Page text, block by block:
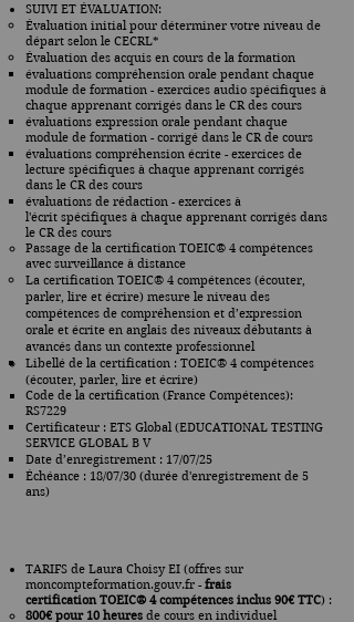
SUIVI ET ÉVALUATION:
Évaluation initial pour déterminer votre niveau de
départ selon le CECRL*
Évaluation des acquis en cours de la formation
évaluations compréhension orale pendant chaque
module de formation - exercices audio spécifiques à
chaque apprenant corrigés dans le CR des cours
évaluations expression orale pendant chaque
module de formation - corrigé dans le CR de cours
évaluations compréhension écrite - exercices de
lecture spécifiques à chaque apprenant corrigés
dans le CR des cours
évaluations de rédaction - exercices à
l'écrit spécifiques à chaque apprenant corrigés dans
le CR des cours
Passage de la certification TOEIC® 4 compétences
avec surveillance à distance
La certification TOEIC® 4 compétences (écouter,
parler, lire et écrire) mesure le niveau des
compétences de compréhension et d’expression
orale et écrite en anglais des niveaux débutants à
avancés dans un contexte professionnel
Libellé de la certification : TOEIC® 4 compétences
(écouter, parler, lire et écrire)
Code de la certification (France Compétences):
RS7229
Certificateur : ETS Global (EDUCATIONAL TESTING
SERVICE GLOBAL B V
Date d’enregistrement : 17/07/25
Échéance : 18/07/30 (durée d'enregistrement de 5
ans)
TARIFS de Laura Choisy EI (offres sur
moncompteformation.gouv.fr - frais
certificationTOEIC® 4 compétences inclus 90€ TTC) :
800€ pour 10 heures de cours en individuel